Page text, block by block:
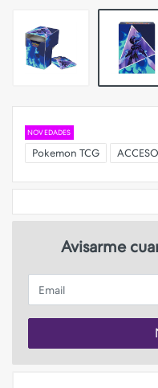
NOVEDADES
Pokemon TCG
Avisarme
Email